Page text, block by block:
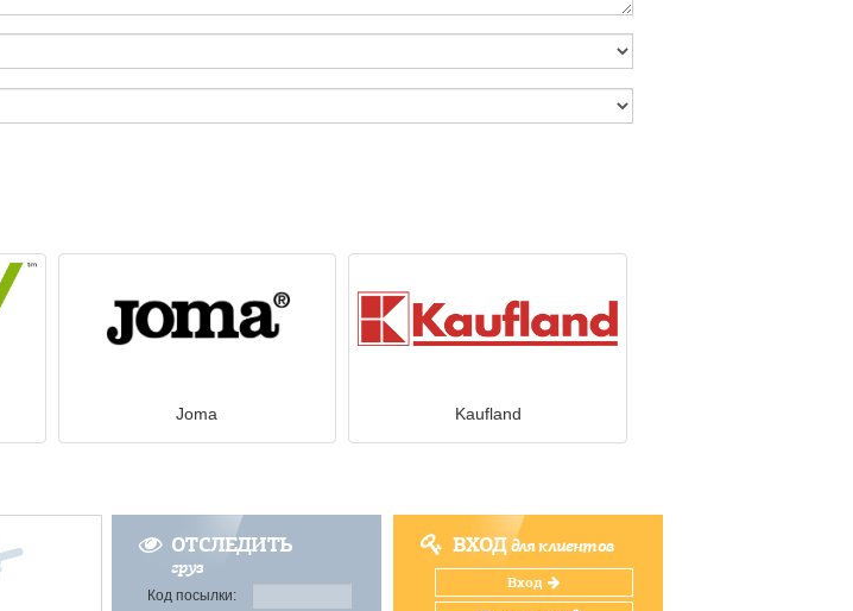
Joma Kaufland
ОТСЛЕДИТЬ
груз
Код посылки:
ВХОДдля клиентов
Вход